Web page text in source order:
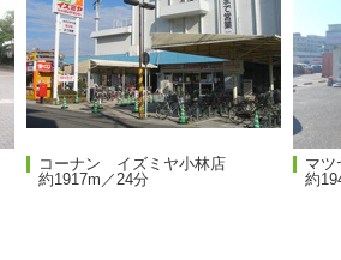
コーナン イズミヤ小林店
約1917m／24分
マ
約